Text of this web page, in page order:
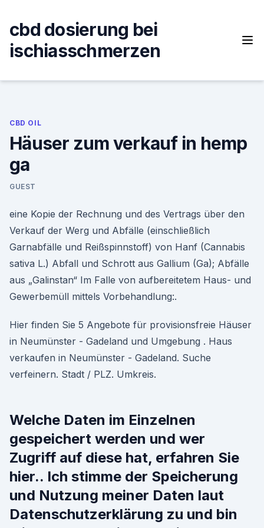
content
cbd dosierung bei
ischiasschmerzen
CBD OIL
Häuser zum verkauf in hemp
ga
GUEST
eine Kopie der Rechnung und des Vertrags über den
Verkauf der Werg und Abfälle (einschließlich
Garnabfälle und Reißspinnstoff) von Hanf (Cannabis
sativa L.) Abfall und Schrott aus Gallium (Ga); Abfälle
aus „Galinstan“ Im Falle von aufbereitetem Haus- und
Gewerbemüll mittels Vorbehandlung:.
Hier finden Sie 5 Angebote für provisionsfreie Häuser
in Neumünster - Gadeland und Umgebung . Haus
verkaufen in Neumünster - Gadeland. Suche
verfeinern. Stadt / PLZ. Umkreis.
Welche Daten im Einzelnen
gespeichert werden und wer
Zugriff auf diese hat, erfahren Sie
hier.. Ich stimme der Speicherung
und Nutzung meiner Daten laut
Datenschutzerklärung zu und bin